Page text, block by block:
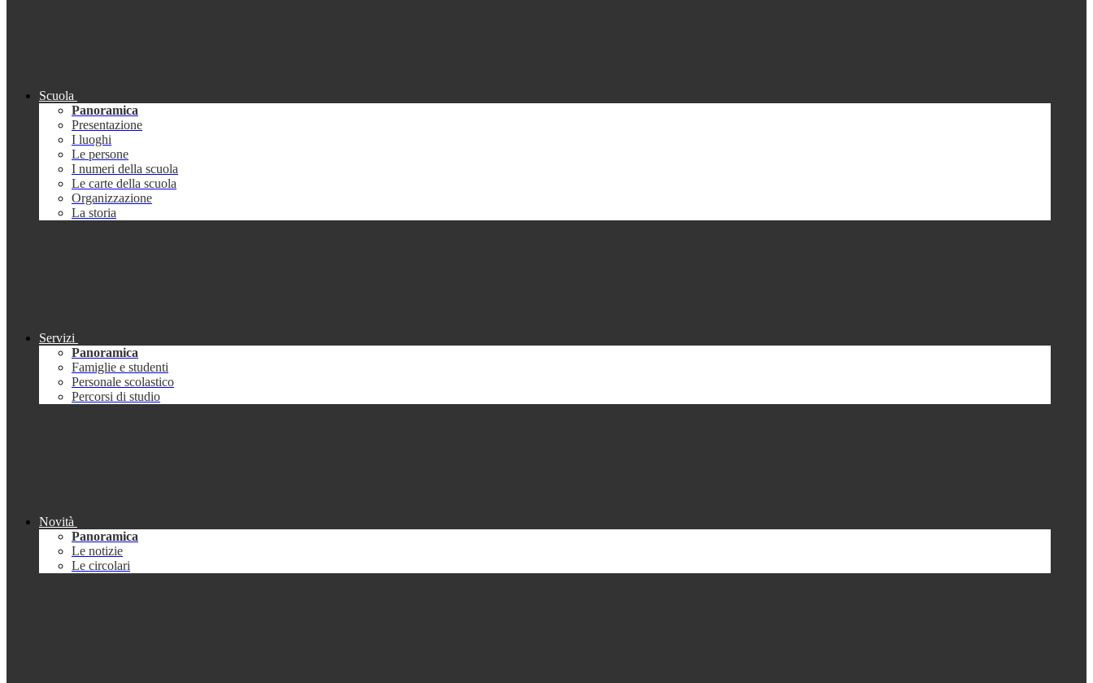
Scuola
Panoramica
Presentazione
I luoghi
Le persone
I numeri della scuola
Le carte della scuola
Organizzazione
La storia
Servizi
Panoramica
Famiglie e studenti
Personale scolastico
Percorsi di studio
Novità
Panoramica
Le notizie
Le circolari